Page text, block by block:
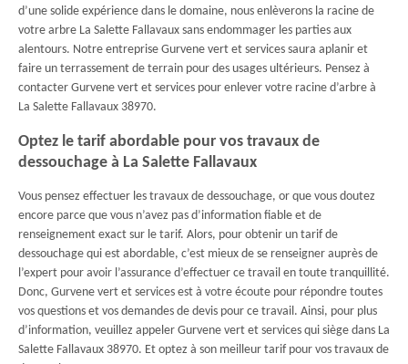
d’une solide expérience dans le domaine, nous enlèverons la racine de
votre arbre La Salette Fallavaux sans endommager les parties aux
alentours. Notre entreprise Gurvene vert et services saura aplanir et
faire un terrassement de terrain pour des usages ultérieurs. Pensez à
contacter Gurvene vert et services pour enlever votre racine d’arbre à
La Salette Fallavaux 38970.
Optez le tarif abordable pour vos travaux de
dessouchage à La Salette Fallavaux
Vous pensez effectuer les travaux de dessouchage, or que vous doutez
encore parce que vous n’avez pas d’information fiable et de
renseignement exact sur le tarif. Alors, pour obtenir un tarif de
dessouchage qui est abordable, c’est mieux de se renseigner auprès de
l’expert pour avoir l’assurance d’effectuer ce travail en toute tranquillité.
Donc, Gurvene vert et services est à votre écoute pour répondre toutes
vos questions et vos demandes de devis pour ce travail. Ainsi, pour plus
d’information, veuillez appeler Gurvene vert et services qui siège dans La
Salette Fallavaux 38970. Et optez à son meilleur tarif pour vos travaux de